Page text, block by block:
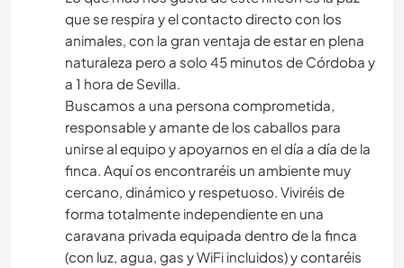
que se respira y el contacto directo con los
animales, con la gran ventaja de estar en plena
naturaleza pero a solo 45 minutos de Córdoba y
a 1 hora de Sevilla.
​Buscamos a una persona comprometida,
responsable y amante de los caballos para
unirse al equipo y apoyarnos en el día a día de la
finca. Aquí os encontraréis un ambiente muy
cercano, dinámico y respetuoso. Viviréis de
forma totalmente independiente en una
caravana privada equipada dentro de la finca
(con luz, agua, gas y WiFi incluidos) y contaréis